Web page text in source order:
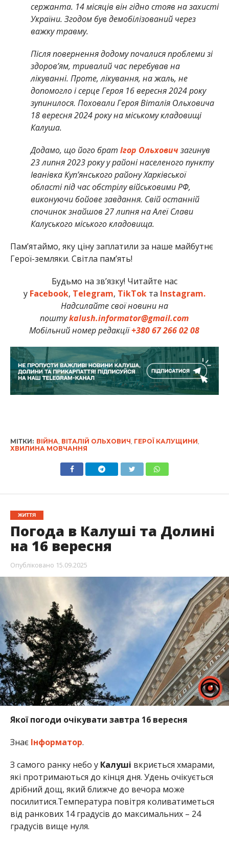
сержанта. 14 місяців він гідно стояв на захисті
України. Згодом був демобілізований через
важку травму.
Після повернення додому почалися проблеми зі
здоров’ям, тривалий час перебував на
лікуванні. Проте, лікування, на жаль, не
допомогло і серце Героя 16 вересня 2024 року
зупинилося. Поховали Героя Віталія Ольховича
18 вересня 2024 року на міському кладовищі
Калуша.
Додамо, що його брат Ігор Ольховичзагинув
23 липня 2023 року у районі населеного пункту
Іванівка Куп’янського району Харківської
області під час обстрілу військовими РФ,
виконуючи бойове завдання. Свій останній
спочинок знайшов 27 липня на Алеї Слави
Калуського міського кладовища.
Памʼятаймо, яку ціну заплатили за наше майбутнє
Герої-земляки. Світла пам’ять!
Будьмо на зв’язку! Читайте нас
у Facebook, Telegram, TikTokта Instagram.
Надсилайте свої новини на
поштуkalush.informator@gmail.com
Мобільний номер редакції+380 67 266 02 08
МІТКИ: ВІЙНА ВІТАЛІЙ ОЛЬХОВИЧ ГЕРОЇ КАЛУЩИНИ
ХВИЛИНА МОВЧАННЯ
ЖИТТЯ
Погода в Калуші та Долині
на 16 вересня
Опубліковано 15.09.2025
Якої погоди очікувати завтра 16 вересня
Знає Інформатор.
З самого ранку небо у Калуші вкриється хмарами,
які протримаються до кінця дня. Удень очікується
дрібний дощ, який ближче до вечора може
посилитися.Температура повітря коливатиметься
від ранкових 14 градусів до максимальних – 24
градусів вище нуля.